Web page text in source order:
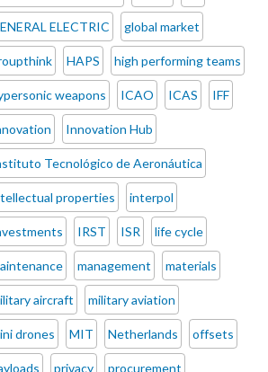
ELECTRIC global market
HAPS high performing teams
weapons ICAO ICAS IFF
Innovation Hub
Tecnológico de Aeronáutica
properties interpol
IRST ISR life cycle
management materials
aircraft military aviation
drones MIT Netherlands offsets
privacy procurement